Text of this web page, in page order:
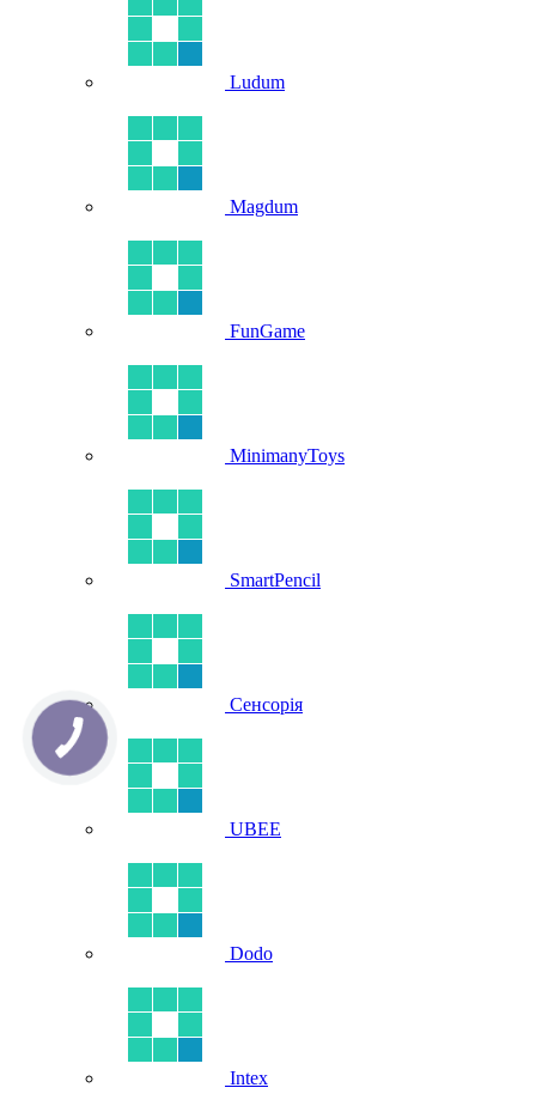
Ludum
Magdum
FunGame
MinimanyToys
SmartPencil
Сенсорія
UBEE
Dodo
Intex